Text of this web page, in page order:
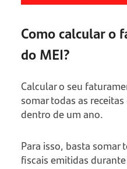
Como calcular o
do MEI?
Calcular o seu
somar todas as
dentro de um ano.
Para isso, basta somar
fiscais emitidas